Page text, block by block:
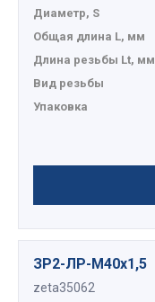
Диаметр, S
Общая длина L, мм
Длина резьбы Lt, мм
Вид резьбы
Упаковка
ЗР2-ЛР-М40х1,5
zeta35062